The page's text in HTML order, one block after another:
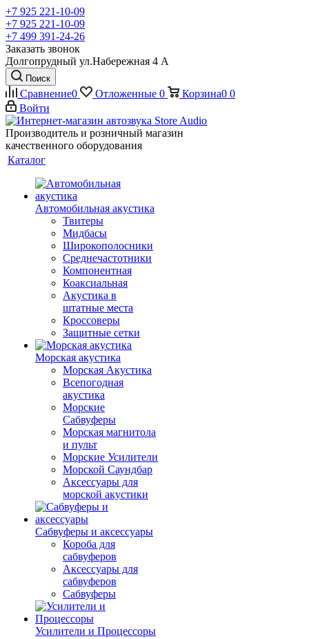
+7 925 221-10-09
+7 925 221-10-09
+7 499 391-24-26
Заказать звонок
Долгопрудный ул.Набережная 4 А
Поиск
Сравнение0 Отложенные 0 Корзина0 0
Войти
Производитель и розничный магазин
качественного оборудования
Каталог
Автомобильная акустика
Твитеры
Мидбасы
Широкополосники
Среднечастотники
Компонентная
Коаксиальная
Акустика в
штатные места
Кроссоверы
Защитные сетки
Морская акустика
Морская Акустика
Всепогодная
акустика
Морские
Сабвуферы
Морская магнитола
и пульт
Морские Усилители
Морской Cаундбар
Аксессуары для
морской акустики
Сабвуферы и аксессуары
Короба для
сабвуферов
Аксессуары для
сабвуферов
Сабвуферы
Усилители и Процессоры